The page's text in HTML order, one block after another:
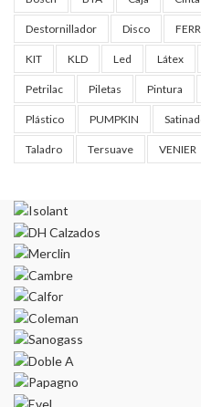
Destornillador Disco
KIT KLD Led Látex
Petrilac Piletas Pintura
Plástico PUMPKIN
Taladro Tersuave VENIER